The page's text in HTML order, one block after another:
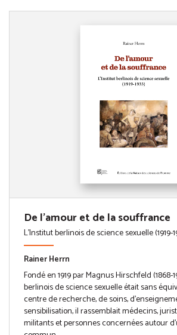
De l'amour et de la souffrance
L'Institut berlinois de science sexuelle (1919-
Rainer Herrn
Fondé en 1919 par Magnus Hirschfeld (1868-
berlinois de science sexuelle était sans
centre de recherche, de soins,
sensibilisation, il rassemblait médecins,
militants et personnes concernées autour